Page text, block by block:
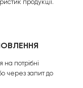
продукції.
потрібні
через запит до